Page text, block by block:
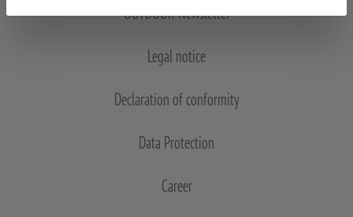
OUTDOOR Newsletter
Legal notice
Declaration of conformity
Data Protection
Career